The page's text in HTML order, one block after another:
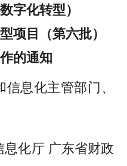
字化转型）
项目（第六批）
的通知
息化主管部门、
化厅 广东省财政